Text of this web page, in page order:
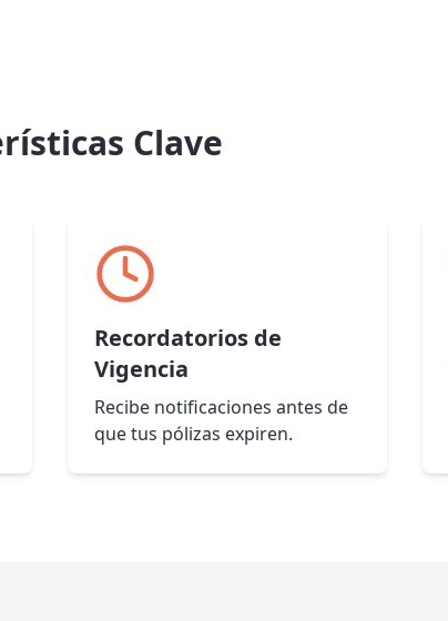
Clave
Recordatorios de
Vigencia
Recibe notificaciones antes de
que tus pólizas expiren.